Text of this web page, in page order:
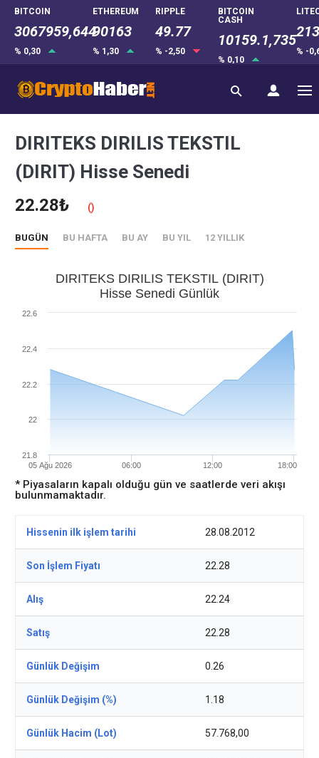
BITCOIN
3067959,644
% 0,30
ETHEREUM
90163
% 1,30
RIPPLE
49.77
% -2,50
BITCOIN
CASH
10159.1,735
% 0,10
% -
DIRITEKS DIRILIS TEKSTIL
(DIRIT) Hisse Senedi
22.28₺ ()
BUGÜN BU HAFTA BU AY BU YIL 12 YILLIK
DIRITEKS DIRILIS TEKSTIL (DIRIT)
Hisse Senedi Günlük
05 Ağu 2026 12:00
06:00 18:00
21.8
22
22.2
22.4
22.6
* Piyasaların kapalı olduğu gün ve saatlerde veri akışı
bulunmamaktadır.
Hissenin ilk işlem tarihi 28.08.2012
Son İşlem Fiyatı 22.28
Alış 22.24
Satış 22.28
Günlük Değişim 0.26
Günlük Değişim (%) 1.18
Günlük Hacim (Lot) 57.768,00